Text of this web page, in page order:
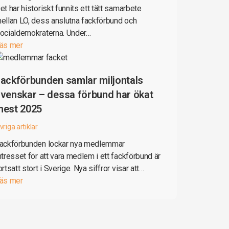
har historiskt funnits ett tätt samarbete
LO, dess anslutna fackförbund och
Under…
mer
samlar miljontals
– dessa förbund har ökat
2025
artiklar
lockar nya medlemmar
för att vara medlem i ett fackförbund är
stort i Sverige. Nya siffror visar att…
mer